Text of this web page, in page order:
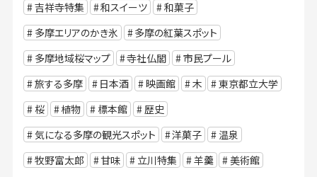
吉祥寺特集
和スイーツ
和菓子
多摩エリアのかき氷
多摩の紅葉スポット
多摩地域桜マップ
寺社仏閣
市民プール
旅する多摩
日本酒 映画館 木
東京都立大学
桜
植物 標本館
歴史
気になる多摩の観光スポット
洋菓子
温泉
牧野富太郎
甘味 立川特集 羊羹
美術館